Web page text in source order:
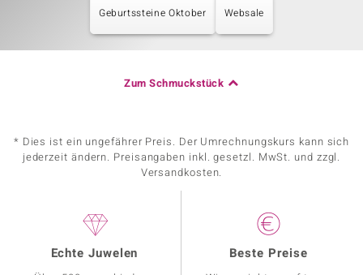
Geburtssteine Oktober Websale
Zum Schmuckstück
* Dies ist ein ungefährer Preis. Der Umrechnungskurs kann sich
jederzeit ändern. Preisangaben inkl. gesetzl. MwSt. und zzgl.
Versandkosten.
Echte Juwelen Beste Preise